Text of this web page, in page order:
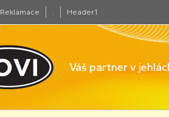
Reklamace . Header1
Váš partner v